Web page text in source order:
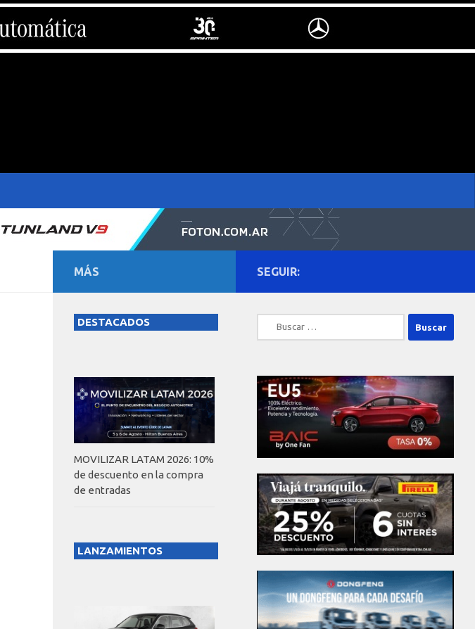
SEGUIR:
Buscar:
MÁS
DESTACADOS
MOVILIZAR LATAM 2026: 10%
de descuento en la compra
de entradas
LANZAMIENTOS